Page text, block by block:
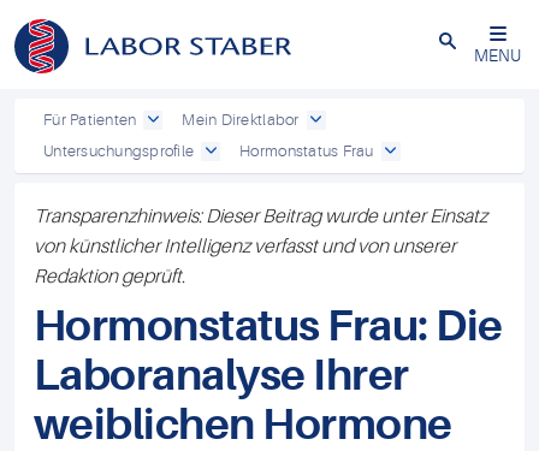
Schließen
MENU
Für Patienten
Mein Direktlabor
Untersuchungsprofile
Hormonstatus Frau
Transparenzhinweis: Dieser Beitrag wurde unter Einsatz
von künstlicher Intelligenz verfasst und von unserer
Redaktion geprüft.
Hormonstatus Frau: Die
Laboranalyse Ihrer
weiblichen Hormone